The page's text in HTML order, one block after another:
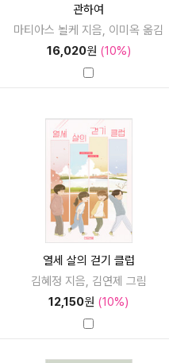
관하여
마티아스 뇔케 지음, 이미옥 옮김
16,020원 (10%)
열세 살의 걷기 클럽
김혜정 지음, 김연제 그림
12,150원 (10%)